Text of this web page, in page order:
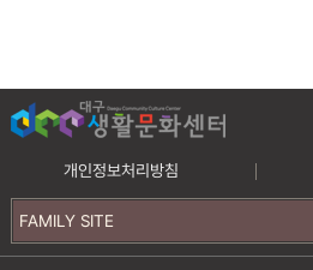
개인정보처리방침
FAMILY SITE